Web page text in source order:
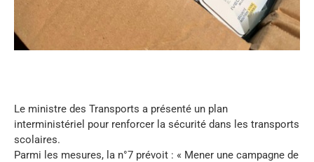
Le ministre des Transports a présenté un plan
interministériel pour renforcer la sécurité dans les transports
scolaires.
Parmi les mesures, la n°7 prévoit : « Mener une campagne de